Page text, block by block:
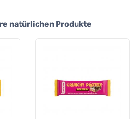
natürlichen Produkte